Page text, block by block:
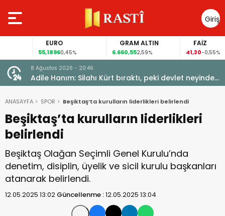
Giriş
Yap
EURO
55,18960,45%
GRAM ALTIN
6.660,552,59%
FAİZ
41,30-0,55%
8 Ağustos 2026 - 20:46
Adile Hanım: Silahı Kürt bıraktı, peki devlet neyinden
vazgeçti?
ANASAYFA SPOR Beşiktaş’ta kurulların liderlikleri belirlendi
Beşiktaş’ta kurulların liderlikleri
belirlendi
Beşiktaş Olağan Seçimli Genel Kurulu’nda
denetim, disiplin, üyelik ve sicil kurulu başkanları
atanarak belirlendi.
12.05.2025 13:02 Güncellenme :12.05.2025 13:04